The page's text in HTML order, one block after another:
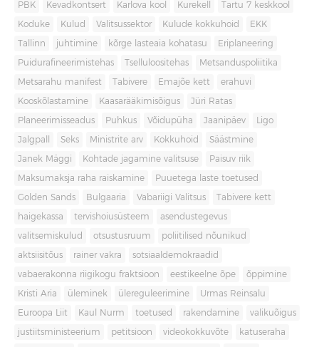
PBK Kevadkontsert Karlova kool Kurekell Tartu 7 keskkool
Koduke Kulud Valitsussektor Kulude kokkuhoid EKK
Tallinn juhtimine kõrge lasteaia kohatasu Eriplaneering
Puidurafineerimistehas Tselluloositehas Metsanduspoliitika
Metsarahu manifest Tabivere Emajõe kett erahuvi
Kooskõlastamine Kaasarääkimisõigus Jüri Ratas
Planeerimisseadus Puhkus Võidupüha Jaanipäev Ligo
Jalgpall Seks Ministrite arv Kokkuhoid Säästmine
Janek Mäggi Kohtade jagamine valitsuse Paisuv riik
Maksumaksja raha raiskamine Puuetega laste toetused
Golden Sands Bulgaaria Vabariigi Valitsus Tabivere kett
haigekassa tervishoiusüsteem asendustegevus
valitsemiskulud otsustusruum poliitilised nõunikud
aktsiisitõus rainer vakra sotsiaaldemokraadid
vabaerakonna riigikogu fraktsioon eestikeelne õpe õppimine
Kristi Aria üleminek ülereguleerimine Urmas Reinsalu
Euroopa Liit Kaul Nurm toetused rakendamine valikuõigus
justiitsministeerium petitsioon videokokkuvõte katuseraha